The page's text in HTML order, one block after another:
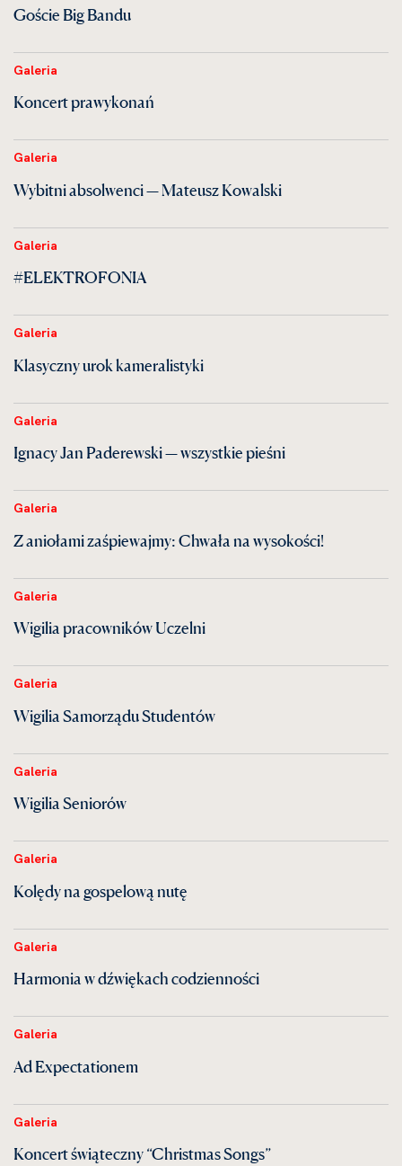
Goście Big Bandu
Galeria
Koncert prawykonań
Galeria
Wybitni absolwenci — Mateusz Kowalski
Galeria
#ELEKTROFONIA
Galeria
Klasyczny urok kameralistyki
Galeria
Ignacy Jan Paderewski — wszystkie pieśni
Galeria
Z aniołami zaśpiewajmy: Chwała na wysokości!
Galeria
Wigilia pracowników Uczelni
Galeria
Wigilia Samorządu Studentów
Galeria
Wigilia Seniorów
Galeria
Kolędy na gospelową nutę
Galeria
Harmonia w dźwiękach codzienności
Galeria
Ad Expectationem
Galeria
Koncert świąteczny “Christmas Songs”